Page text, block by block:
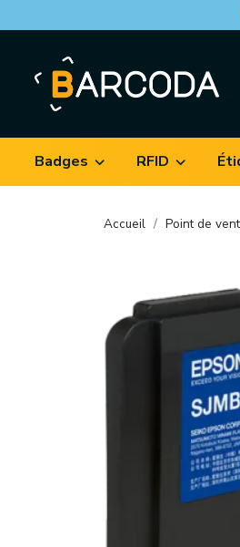
Badges RFID
Accueil Point de